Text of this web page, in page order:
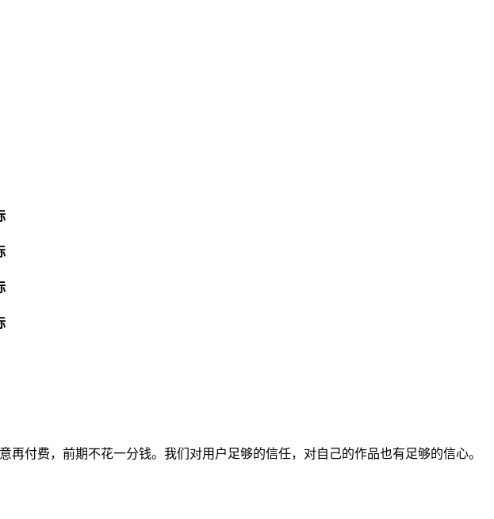
再付费，前期不花一分钱。我们对用户足够的信任，对自己的作品也有足够的信心。